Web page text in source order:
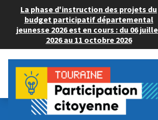
La phase d'instruction des projets du
budget participatif départemental
jeunesse 2026 est en cours : du 06
2026 au 11 octobre 2026
Budget Participatif JEUNESSE 2024
💡 Consulter les projets déposés